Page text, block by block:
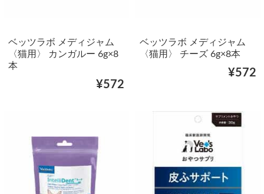
ベッツラボ メディジャム
〈猫用〉 カンガルー 6g×8
本
¥572
ベッツラボ メディジャム
〈猫用〉 チーズ 6g×8本
¥572